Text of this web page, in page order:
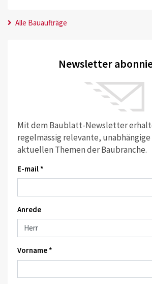
Alle Bauaufträge
Newsletter
Mit dem Baublatt-Newsletter
regelmässig relevante, unabhängige
aktuellen Themen der Baubranche.
E-mail *
Anrede
Vorname *